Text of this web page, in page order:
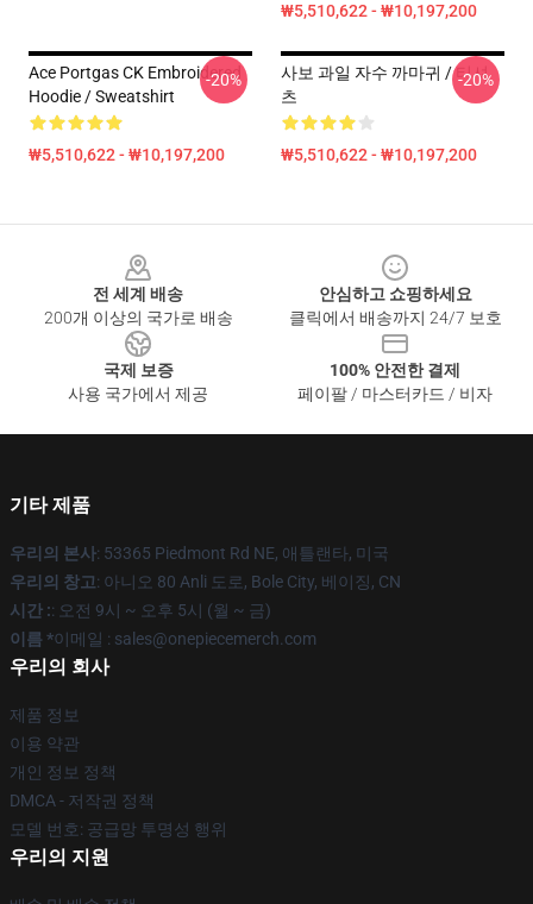
₩5,510,622 - ₩10,197,200
Ace Portgas CK Embroidered
Hoodie / Sweatshirt
₩5,510,622 - ₩10,197,200
-20%
사보 과일 자수 까마귀 / 티셔
츠
₩5,510,622 - ₩10,197,200
-20%
전 세계 배송
200개 이상의 국가로 배송
안심하고 쇼핑하세요
클릭에서 배송까지 24/7 보호
국제 보증
사용 국가에서 제공
100% 안전한 결제
페이팔 / 마스터카드 / 비자
기타 제품
우리의 본사: 53365 Piedmont Rd NE, 애틀랜타, 미국
우리의 창고: 아니오 80 Anli 도로, Bole City, 베이징, CN
시간 :: 오전 9시 ~ 오후 5시 (월 ~ 금)
이름 *이메일 : sales@onepiecemerch.com
우리의 회사
제품 정보
이용 약관
개인 정보 정책
DMCA - 저작권 정책
모델 번호: 공급망 투명성 행위
우리의 지원